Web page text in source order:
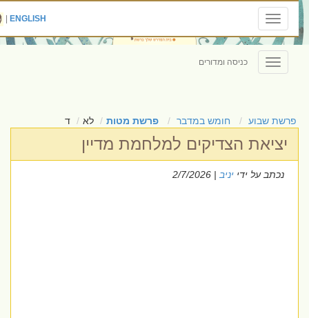
Toggle
navigation
ENGLISH
|
Toggle
navigation
כניסה ומדורים
פרשת שבוע חומש במדבר פרשת מטות לא ד
יציאת הצדיקים למלחמת מדיין
נכתב על ידייניב| 2/7/2026